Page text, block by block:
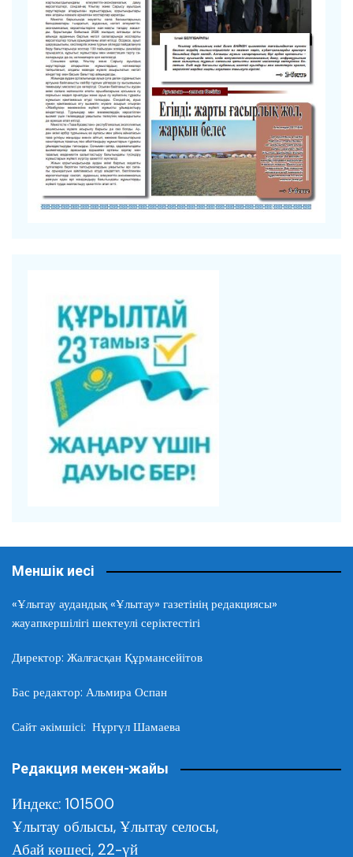
Меншік иесі
«Ұлытау аудандық «Ұлытау» газетінің редакциясы»
жауапкершілігі шектеулі серіктестігі
Директор: Жалғасқан Құрмансейітов
Бас редактор: Альмира Оспан
Сайт әкімшісі: Нұргүл Шамаева
Редакция мекен-жайы
Индекс: 101500
Ұлытау облысы, Ұлытау селосы,
Абай көшесі, 22-үй